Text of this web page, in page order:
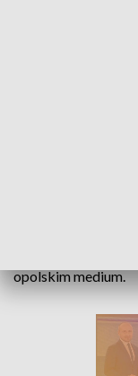
opolskim medium.